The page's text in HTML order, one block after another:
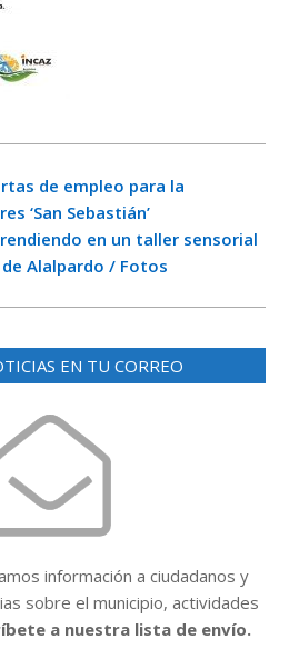
de empleo para la
‘San Sebastián’
en un taller sensorial
Alalpardo / Fotos
EN TU CORREO
información a ciudadanos y
sobre el municipio, actividades
a nuestra lista de envío.